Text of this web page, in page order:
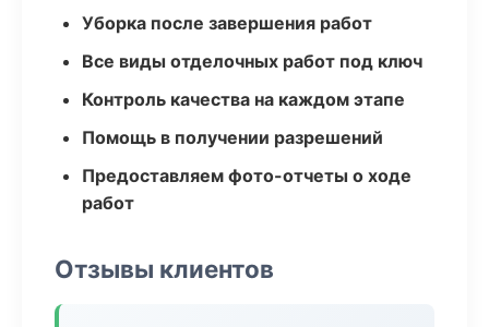
Уборка после завершения работ
Все виды отделочных работ под ключ
Контроль качества на каждом этапе
Помощь в получении разрешений
Предоставляем фото-отчеты о ходе
работ
Отзывы клиентов